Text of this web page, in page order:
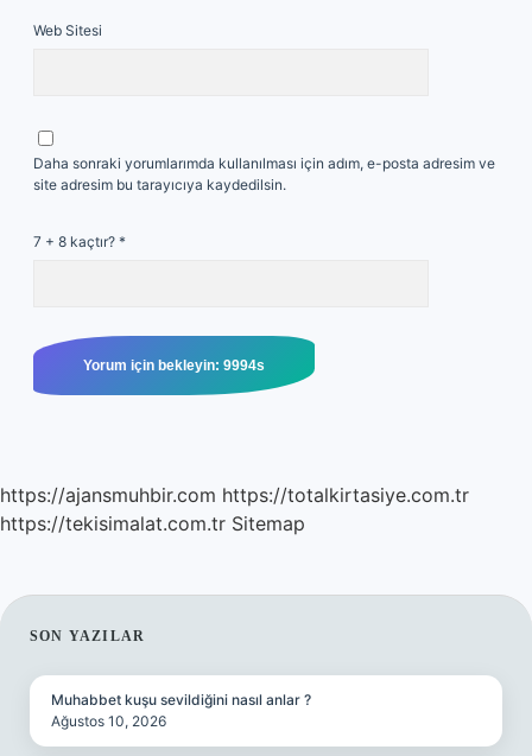
Web Sitesi
Daha sonraki yorumlarımda kullanılması için adım, e-posta adresim ve
site adresim bu tarayıcıya kaydedilsin.
7 + 8 kaçtır? *
https://ajansmuhbir.com https://totalkirtasiye.com.tr
https://tekisimalat.com.tr Sitemap
SIDEBAR
SON YAZILAR
Muhabbet kuşu sevildiğini nasıl anlar ?
Ağustos 10, 2026